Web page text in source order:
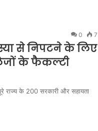
0 7
से निपटने के लिए
के फैकल्टी
राज्य के 200 सरकारी और सहायता